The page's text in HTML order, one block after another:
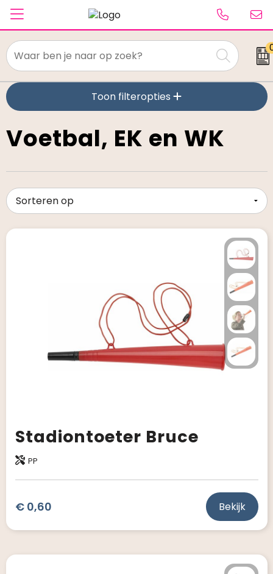
Textiel
Caps & Beanies
Drinkwaren
Schrijfwaren
Toon filteropties
Voetbal, EK en WK
Stadiontoeter Bruce
PP
€ 0,60 Bekijk